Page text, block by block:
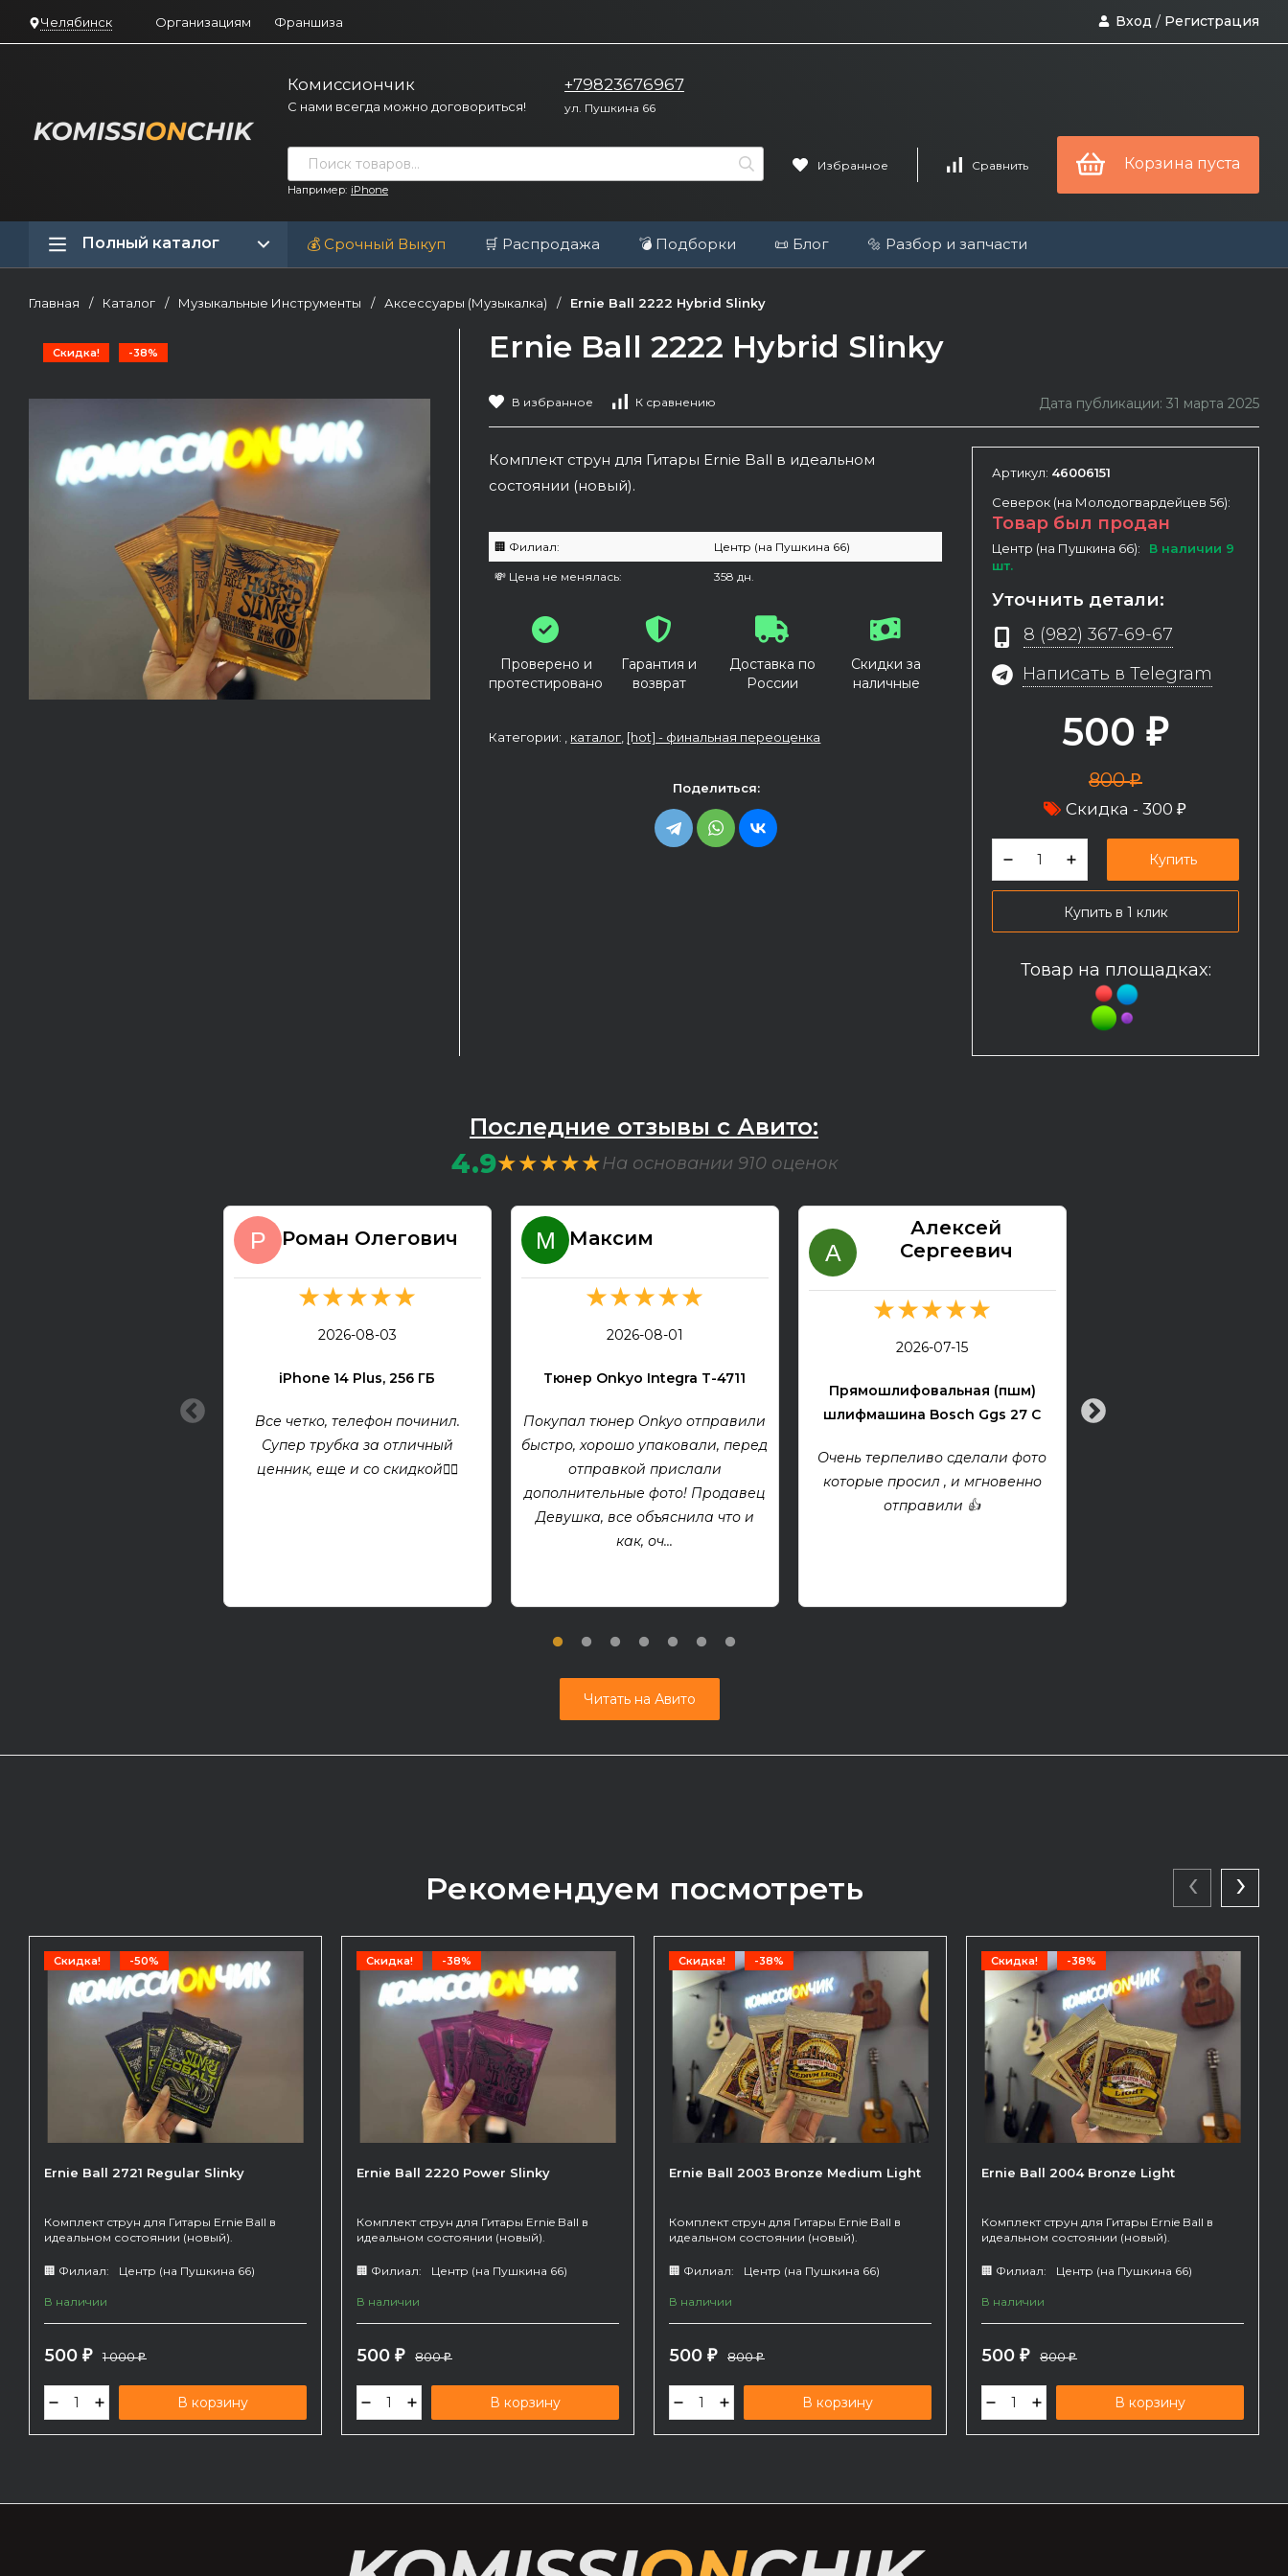
Челябинск Организациям Франшиза Вход / Регистрация
Комиссиончик
С нами всегда можно договориться!
+79823676967
ул. Пушкина 66
Например: iPhone
Избранное Сравнить Корзина пуста
Полный каталог 💰 Срочный Выкуп 🛒 Распродажа 💣 Подборки 📜 Блог 🔩 Разбор и запчасти
Главная / Каталог / Музыкальные Инструменты / Аксессуары (Музыкалка) / Ernie Ball 2222 Hybrid Slinky
Скидка! -38% Ernie Ball 2222 Hybrid Slinky
В избранное К сравнению Дата публикации: 31 марта 2025
Комплект струн для Гитары Ernie Ball в идеальном
состоянии (новый).
🏢 Филиал: Центр (на Пушкина 66)
💸 Цена не менялась: 358 дн.
Проверено и
протестировано
Гарантия и
возврат
Доставка по
России
Скидки за
наличные
Категории: , каталог [hot] - финальная переоценка
Поделиться:
Артикул: 46006151
Северок (на Молодогвардейцев 56):
Товар был продан
Центр (на Пушкина 66):
В наличии 9
шт.
Уточнить детали:
8 (982) 367-69-67
Написать в Telegram
500 ₽
800₽
Скидка - 300 ₽
Купить
Купить в 1 клик
Товар на площадках:
Последние отзывы с Авито:
4.9★★★★★На основании 910 оценок
Роман Олегович
★★★★★
2026-08-03
iPhone 14 Plus, 256 ГБ
Все четко, телефон починил.
Супер трубка за отличный
ценник, еще и со скидкой👍🏻
Максим
★★★★★
2026-08-01
Тюнер Onkyo Integra T-4711
Покупал тюнер Onkyo отправили
быстро, хорошо упаковали, перед
отправкой прислали
дополнительные фото! Продавец
Девушка, все объяснила что и
как, оч...
Алексей
Сергеевич
★★★★★
2026-07-15
Прямошлифовальная (пшм)
шлифмашина Bosch Ggs 27 C
Очень терпеливо сделали фото
которые просил , и мгновенно
отправили 👍
Все хорошо! Гитара
Читать на Авито
Рекомендуем посмотреть
Скидка! -50%
Ernie Ball 2721 Regular Slinky
Комплект струн для Гитары Ernie Ball в
идеальном состоянии (новый).
🏢 Филиал: Центр (на Пушкина 66)
В наличии
500 ₽ 1 000₽
В корзину
Скидка! -38%
Ernie Ball 2220 Power Slinky
Комплект струн для Гитары Ernie Ball в
идеальном состоянии (новый).
🏢 Филиал: Центр (на Пушкина 66)
В наличии
500 ₽ 800₽
В корзину
Скидка! -38%
Ernie Ball 2003 Bronze Medium Light
Комплект струн для Гитары Ernie Ball в
идеальном состоянии (новый).
🏢 Филиал: Центр (на Пушкина 66)
В наличии
500 ₽ 800₽
В корзину
Скидка! -38%
Ernie Ball 2004 Bronze Light
Комплект струн для Гитары Ernie Ball в
идеальном состоянии (новый).
🏢 Филиал: Центр (на Пушкина 66)
В наличии
500 ₽ 800₽
В корзину
‹ ›